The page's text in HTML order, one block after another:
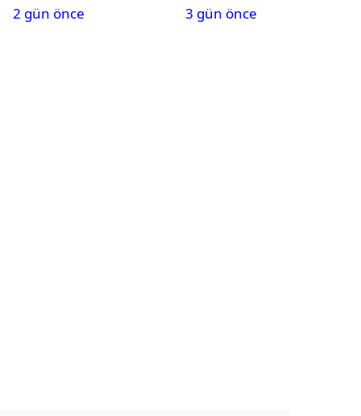
2 gün önce
3 gün önce